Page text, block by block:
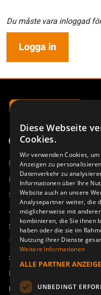
Du måste vara inloggad
Logga in
Produktübersicht
Remotus
Sesam
Access_Ctrl
Support
Technischer Support
Service buchen
Handbücher und
Über Åkerströms
Diese Webseite
Cookies.
Wir verwenden Cookies,
Anzeigen zu
Datenverkehr zu
Informationen über Ihre
Website auch an unsere
Analysepartner weiter, die
möglicherweise mit
kombinieren, die Sie ihnen
haben oder die sie im
Nutzung ihrer Dienste
Weitere Informationen
ALLE PARTNER
UNBEDINGT